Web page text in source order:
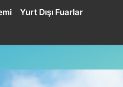
Yurt Dışı Fuarlar